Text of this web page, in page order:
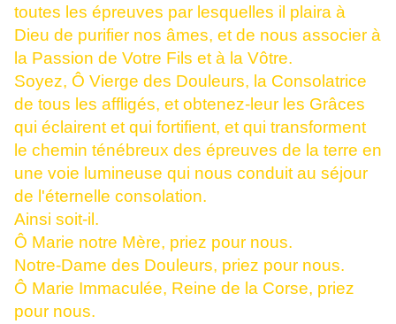
toutes les épreuves par lesquelles il plaira à
Dieu de purifier nos âmes, et de nous associer à
la Passion de Votre Fils et à la Vôtre.
Soyez, Ô Vierge des Douleurs, la Consolatrice
de tous les affligés, et obtenez-leur les Grâces
qui éclairent et qui fortifient, et qui transforment
le chemin ténébreux des épreuves de la terre en
une voie lumineuse qui nous conduit au séjour
de l'éternelle consolation.
Ainsi soit-il.
Ô Marie notre Mère, priez pour nous.
Notre-Dame des Douleurs, priez pour nous.
Ô Marie Immaculée, Reine de la Corse, priez
pour nous.